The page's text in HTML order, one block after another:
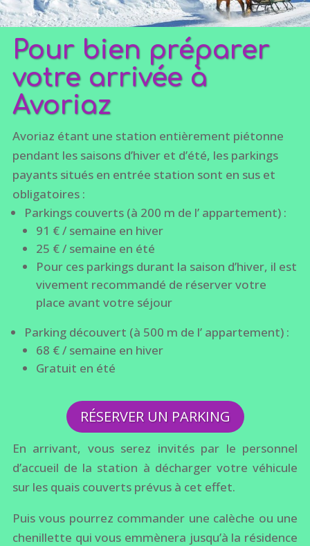
Pour bien préparer
votre arrivée à
Avoriaz
Avoriaz étant une station entièrement piétonne
pendant les saisons d’hiver et d’été, les parkings
payants situés en entrée station sont en sus et
obligatoires :
Parkings couverts (à 200 m de l’ appartement) :
91 € / semaine en hiver
25 € / semaine en été
Pour ces parkings durant la saison d’hiver, il est
vivement recommandé de réserver votre
place avant votre séjour
Parking découvert (à 500 m de l’ appartement) :
68 € / semaine en hiver
Gratuit en été
RÉSERVER UN PARKING
En arrivant, vous serez invités par le personnel
d’accueil de la station à décharger votre véhicule
sur les quais couverts prévus à cet effet.
Puis vous pourrez commander une calèche ou une
chenillette qui vous emmènera jusqu’à la résidence